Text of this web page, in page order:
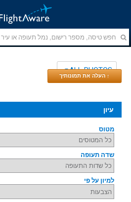
ALL PHOTOS
↑ העלה את תמונותיך
עיון
מטוס
שדה תעופה
למיון על פי